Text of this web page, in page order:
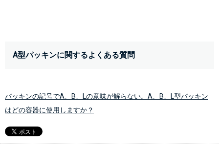
A型パッキンに関するよくある質問
パッキンの記号でA、B、Lの意味が解らない。A、B、L型パッキン
はどの容器に使用しますか？